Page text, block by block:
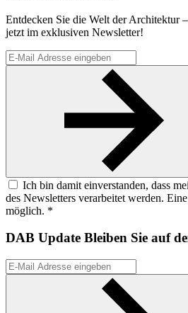
Entdecken Sie die Welt der Architektur –
jetzt im exklusiven Newsletter!
Ich bin damit einverstanden, dass
des Newsletters verarbeitet werden.
möglich. *
DAB Update Bleiben Sie auf